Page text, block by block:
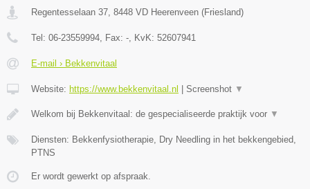
Regentesselaan 37 8448 VD Heerenveen (Friesland)
Tel: 06-23559994 , Fax: - , KvK: 52607941
E-mail › Bekkenvitaal
Website: https://www.bekkenvitaal.nl Screenshot ▼
Welkom bij Bekkenvitaal: de gespecialiseerde praktijk voor ▼
Diensten: Bekkenfysiotherapie, Dry Needling in het bekkengebied,
PTNS
Er wordt gewerkt op afspraak.